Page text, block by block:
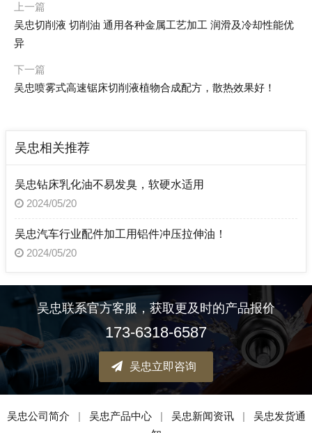
上一篇
吴忠切削液 切削油 通用各种金属工艺加工 润滑及冷却性能优
异
下一篇
吴忠喷雾式高速锯床切削液植物合成配方，散热效果好！
吴忠相关推荐
吴忠钻床乳化油不易发臭，软硬水适用
2024/05/20
吴忠汽车行业配件加工用铝件冲压拉伸油！
2024/05/20
吴忠联系官方客服，获取更及时的产品报价
173-6318-6587
吴忠立即咨询
吴忠公司简介 | 吴忠产品中心 | 吴忠新闻资讯 |
吴忠发货通